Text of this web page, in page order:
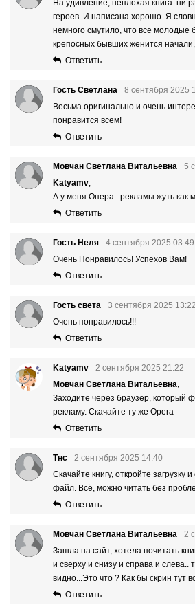
На удивление, неплохая книга. ни
героев. И написана хорошо. Я
немного смутило, что все молодые
крепосных бывших женится
Ответить
Гость Светлана
8 сентября 2025
Весьма оригинально и очень
понравится всем!
Ответить
Мовчан Светлана Витальевна
5
Katyamv,
А у меня Опера.. рекламы жуть как
Ответить
Гость Неля
4 сентября 2025 03:49
Очень Понравилось! Успехов Вам!
Ответить
Гость света
3 сентября 2025 13:22
Очень понравилось!!!
Ответить
Katyamv
2 сентября 2025 21:22
Мовчан Светлана Витальевна,
Заходите через браузер, который
рекламу. Скачайте ту же Opera
Ответить
Тнс
2 сентября 2025 14:40
Скачайте книгу, откройте загрузку
файл. Всё, можно читать без
Ответить
Мовчан Светлана Витальевна
2
Зашла на сайт, хотела почитать
и сверху и снизу и справа и слева..
видно...Это что ? Как бы скрин тут
Ответить